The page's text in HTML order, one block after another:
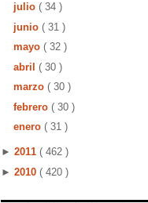
julio ( 34 )
junio ( 31 )
mayo ( 32 )
abril ( 30 )
marzo ( 30 )
febrero ( 30 )
enero ( 31 )
► 2011 ( 462 )
► 2010 ( 420 )